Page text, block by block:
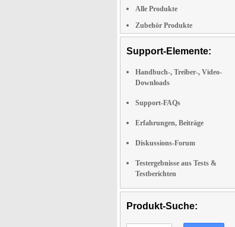
Alle Produkte
Zubehör Produkte
Support-Elemente:
Handbuch-, Treiber-, Video-
Downloads
Support-FAQs
Erfahrungen, Beiträge
Diskussions-Forum
Testergebnisse aus Tests &
Testberichten
Produkt-Suche: